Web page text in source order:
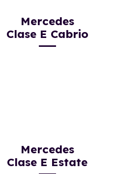
Mercedes
Clase E Cabrio
Mercedes
Clase E Estate